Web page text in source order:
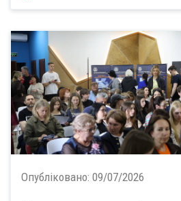
Опубліковано: 09/07/2026